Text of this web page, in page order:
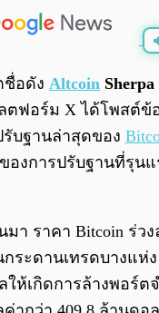
ชื่อดัง Altcoin Sherpa
ตฟอร์ม X ได้โพสต์ข้
บฐานล่าสุดของ
องการปรับฐานที่รุน
า ราคา Bitcoin ร่ว
ระดานเทรดบางแห่
ลให้เกิดการล้างพอร์